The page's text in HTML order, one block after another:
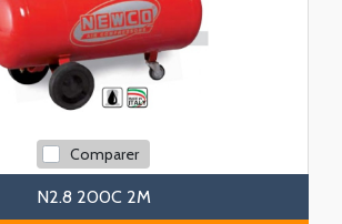
Comparer
N2.8 200C 2M